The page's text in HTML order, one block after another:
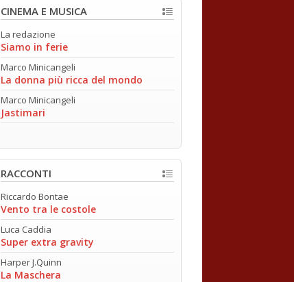
CINEMA E MUSICA
La redazione
Siamo in ferie
Marco Minicangeli
La donna più ricca del mondo
Marco Minicangeli
Jastimari
RACCONTI
Riccardo Bontae
Vento tra le costole
Luca Caddia
Super extra gravity
Harper J.Quinn
La Maschera